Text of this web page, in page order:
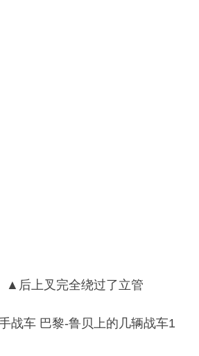
▲后上叉完全绕过了立管